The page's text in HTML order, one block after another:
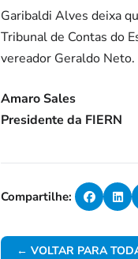
Garibaldi Alves deixa
Tribunal de Contas do
vereador Geraldo
Amaro Sales
Presidente da FIERN
Compartilhe:
← VOLTAR PARA